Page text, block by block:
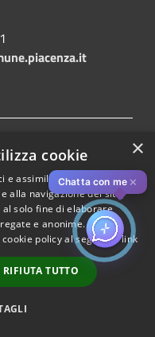
Chatta con me ✕
×
cookie
e assimilati strettamente
alla navigazione del sito,
solo fine di elaborare
e anonime.
policy al seguentelink
RIFIUTA TUTTO